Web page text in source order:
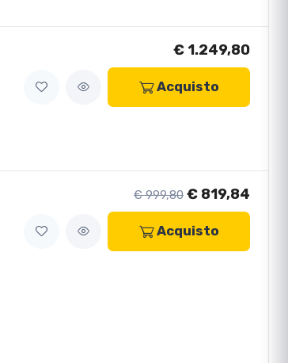
€ 1.249,80
Acquisto
€ 999,80 € 819,84
Acquisto